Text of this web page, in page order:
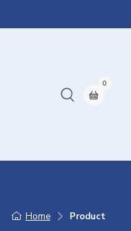
0
Home Product